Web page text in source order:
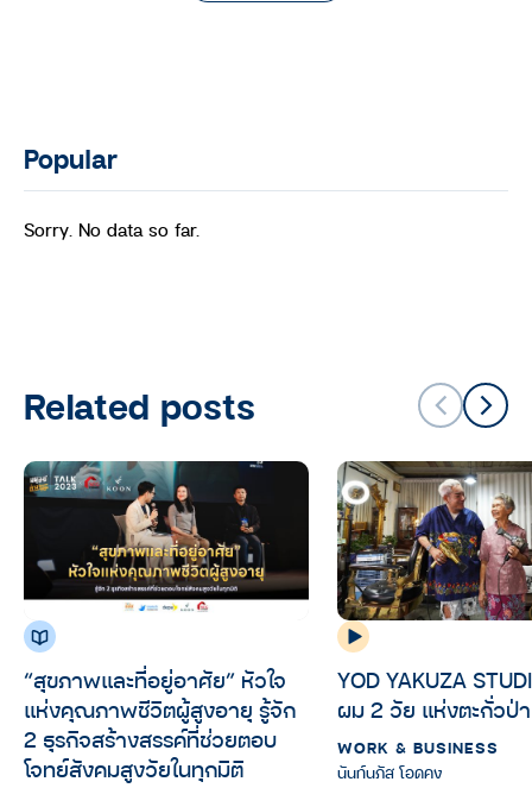
Popular
Sorry. No data so far.
Related posts
“สุขภาพและที่อยู่อาศัย” หัวใจ
แห่งคุณภาพชีวิตผู้สูงอายุ รู้จัก
2 ธุรกิจสร้างสรรค์ที่ช่วยตอบ
โจทย์สังคมสูงวัยในทุกมิติ
YOD YAKUZA
ผม 2 วัย แห่งตะกั่วป่
WORK & BUSINESS
นันท์นภัส โอดคง